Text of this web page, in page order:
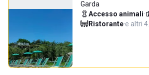
Garda
Accesso animali·
Ristorante·e altri 4…